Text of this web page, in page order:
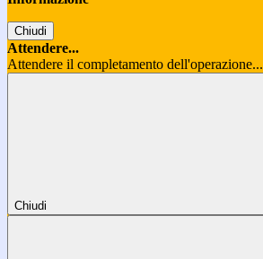
Chiudi
Attendere...
Attendere il completamento dell'operazione...
Chiudi